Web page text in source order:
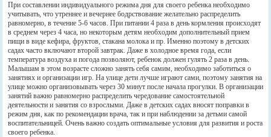
При составлении индивидуального режима дня для своего ребенка необходимо
учитывать, что утреннее и вечернее бодрствование желательно распределить
равномерно, в течение 5-6 часов. При питании 4 раза в день кормления происходят
в среднем через 4 часа, но некоторым детям необходим дополнительный прием
пищи в виде кефира, фруктов, стакана молока и пр. Именно поэтому в детских
садах часто включают второй завтрак. Даже в холодное время года, если
температура воздуха и погода позволяют, ребенок должен гулять 2 раза в день.
Малышам в этом возрасте сложно занять себя самим, необходимо заботиться о
занятиях и организации игр. На улице дети лучше играют сами, поэтому занятия на
улице можно организовывать через 30 минут после начала прогулки. В организации
занятий важно равномерно распределить чередование самостоятельной
деятельности и занятия со взрослыми. Даже в детских садах вносят поправки в
режим дня, как по рекомендации врача, так и при наблюдении за детьми самой
воспитательницей. Очень важно создать оптимальные условия для развития и роста
своего ребенка.